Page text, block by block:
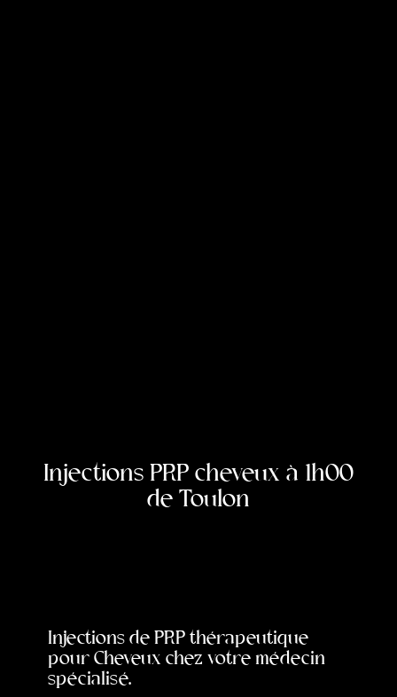
Injections PRP cheveux à 1h00
de Toulon
Injections de PRP thérapeutique
pour Cheveux chez votre médecin
spécialisé.